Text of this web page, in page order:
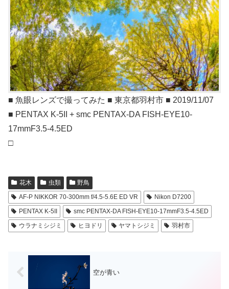
■ 魚眼レンズで撮ってみた ■ 東京都羽村市 ■ 2019/11/07
■ PENTAX K-5II + smc PENTAX-DA FISH-EYE10-
17mmF3.5-4.5ED
□
花木 虫類
野鳥
AF-P NIKKOR 70-300mm f/4.5-5.6E ED VR
Nikon D7200
PENTAX K-5II
smc PENTAX-DA FISH-EYE10-17mmF3.5-4.5ED
ウラナミシジミ
ヒヨドリ ヤマトシジミ 羽村市
空が青い